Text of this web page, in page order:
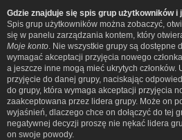
Gdzie znajduje się spis grup użytkowników i
Spis grup użytkowników można zobaczyć,
się w panelu zarządzania kontem, który
Moje konto . Nie wszystkie grupy są dostępne
wymagać akceptacji przyjęcia nowego
a jeszcze inne mogą mieć ukrytych członków.
przyjęcie do danej grupy, naciskając
do grupy, która wymaga akceptacji przyjęcia
zaakceptowana przez lidera grupy. Może on
wyjaśnień, dlaczego chce on dołączyć do tej
negatywnej decyzji proszę nie nękać lidera
on swoje powody.